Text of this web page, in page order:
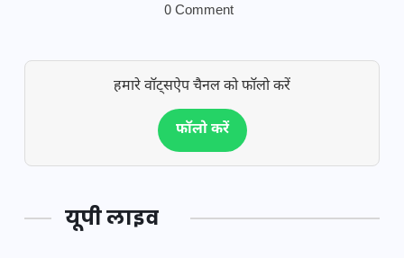
0 Comment
हमारे वॉट्सऐप चैनल को फॉलो करें
फॉलो करें
यूपी लाइव